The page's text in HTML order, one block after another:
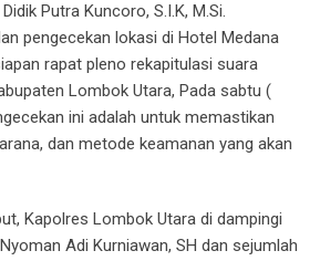
Putra Kuncoro, S.I.K, M.Si.
pengecekan lokasi di Hotel Medana
rapat pleno rekapitulasi suara
Lombok Utara, Pada sabtu (
ini adalah untuk memastikan
dan metode keamanan yang akan
Kapolres Lombok Utara di dampingi
Adi Kurniawan, SH dan sejumlah